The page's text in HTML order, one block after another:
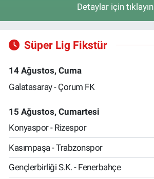
Detaylar için tıklayın
Süper Lig Fikstür
14 Ağustos, Cuma
Galatasaray - Çorum FK
15 Ağustos, Cumartesi
Konyaspor - Rizespor
Kasımpaşa - Trabzonspor
Gençlerbirliği S.K. - Fenerbahçe